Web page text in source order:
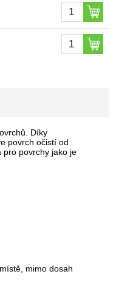
Díky
povrch očistí od
pro povrchy jako je
mimo dosah